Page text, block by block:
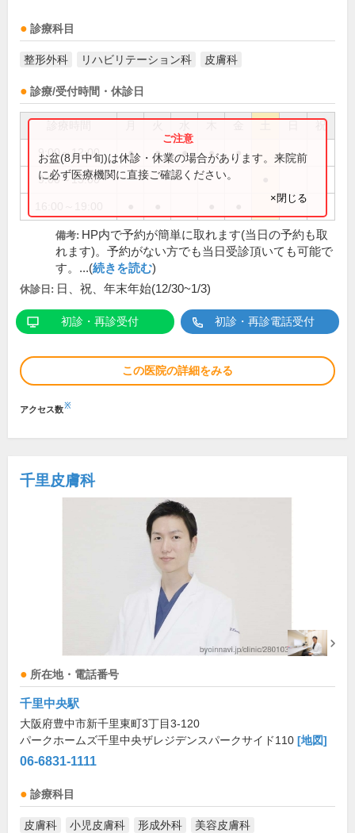
診療科目
整形外科 リハビリテーション科 皮膚科
診療/受付時間・休診日
祝
9:00～12:00 ● ● ● ● ●
9:00～13:00
お盆(8月中旬)は休診・休業の場合があります。来院前
に必ず医療機関に直接ご確認ください。
×閉じる
備考: HP内で予約が簡単に取れます(当日の予約も取
れます)。予約がない方でも当日受診頂いても可能で
す。...(続きを読む)
休診日: 日、祝、年末年始(12/30~1/3)
初診・再診受付 初診・再診電話受付
この医院の詳細をみる
アクセス数※
千里皮膚科
所在地・電話番号
千里中央駅
大阪府豊中市新千里東町3丁目3-120
パークホームズ千里中央ザレジデンスパークサイド110 [地図]
06-6831-1111
診療科目
皮膚科 小児皮膚科 形成外科 美容皮膚科